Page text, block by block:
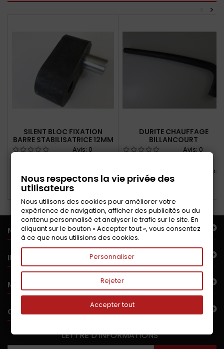
>
SILENT BLOC FIXATION
BARRE STABILISATRICE 12MM
DÉPORTÉAvis: 0
Ajouter au panier
DURITE CHAUFFAGE
BILLANCOURT
Avis: 0
Durite d'eau inférieure et
supérieure en caoutchouc du
radiateur de chauffage
NOTRE OFFRE
INFORMATIONS
MON COMPTE
CONTACTEZ-NOUS
LETTRE D'INFORMATIONS
Nous respectons la vie privée des
utilisateurs
Nous utilisons des cookies pour améliorer votre
expérience de navigation, afficher des publicités ou du
contenu personnalisé et analyser le trafic sur le site. En
cliquant sur le bouton « Accepter tout », vous consentez
à ce que nous utilisions des cookies.
Personnaliser
Rejeter
Accepter tout